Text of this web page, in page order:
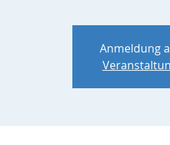
Anmeldung